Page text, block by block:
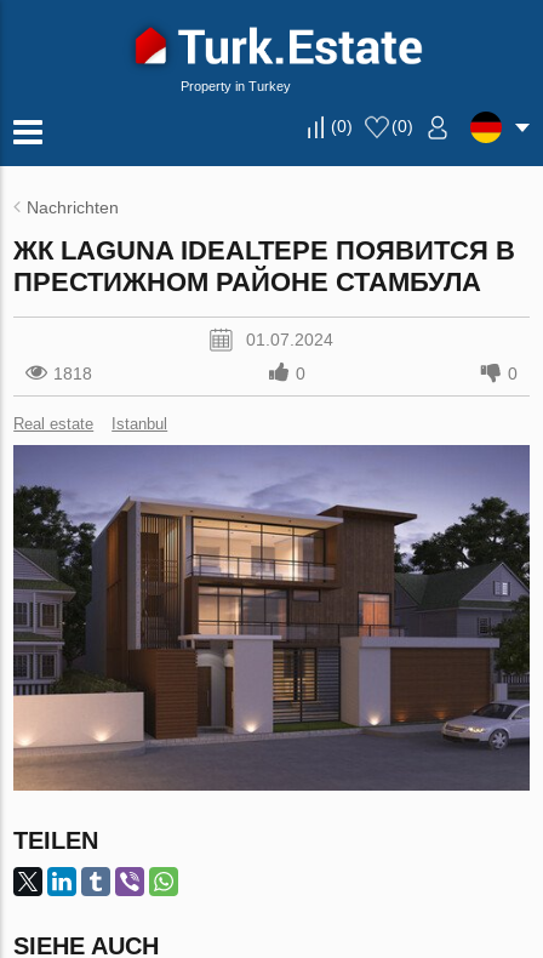
Property in Turkey
(0) (0)
Nachrichten
ЖК LAGUNA IDEALTEPE ПОЯВИТСЯ В
ПРЕСТИЖНОМ РАЙОНЕ СТАМБУЛА
01.07.2024
1818
0 0
Real estate Istanbul
TEILEN
SIEHE AUCH